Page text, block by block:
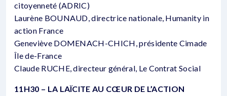
citoyenneté (ADRIC)
Laurène BOUNAUD, directrice nationale, Humanity in
action France
Geneviève DOMENACH-CHICH, présidente Cimade
Île de-France
Claude RUCHE, directeur général, Le Contrat Social
11H30 – LA LAÏCITE AU CŒUR DE L’ACTION